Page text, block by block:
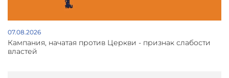
07.08.2026
Кампания, начатая против Церкви - признак слабости
властей